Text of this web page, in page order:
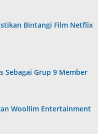
Bintangi Film Netflix
Sebagai Grup 9 Member
Woollim Entertainment